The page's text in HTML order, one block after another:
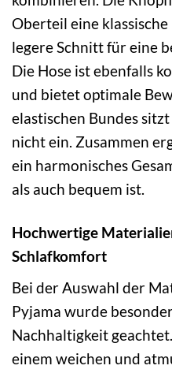
Oberteil eine
legere Schnitt für eine
Die Hose ist ebenfalls
und bietet optimale
elastischen Bundes
nicht ein. Zusammen
ein harmonisches
als auch bequem ist.
Hochwertige
Schlafkomfort
Bei der Auswahl der
Pyjama wurde
Nachhaltigkeit
einem weichen und